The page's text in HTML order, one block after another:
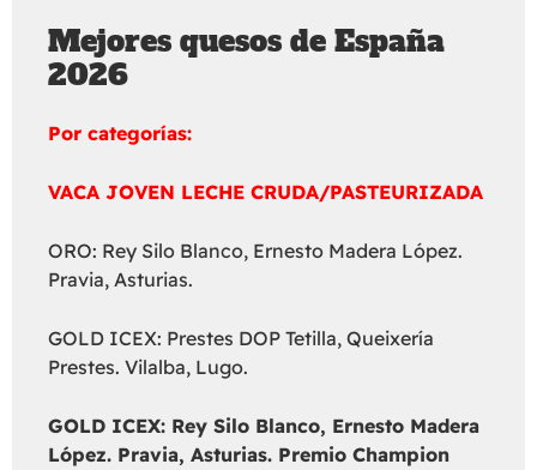
Mejores quesos de España
2026
Por categorías:
VACA JOVEN LECHE CRUDA/PASTEURIZADA
ORO: Rey Silo Blanco, Ernesto Madera López.
Pravia, Asturias.
GOLD ICEX: Prestes DOP Tetilla, Queixería
Prestes. Vilalba, Lugo.
GOLD ICEX: Rey Silo Blanco, Ernesto Madera
López. Pravia, Asturias. Premio Champion